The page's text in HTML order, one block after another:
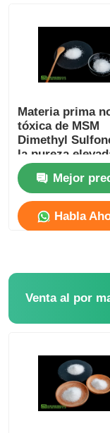
Materia prima
tóxica de MSM
Dimethyl
la pureza
para la industria
cosmética
Mejor
Habla
Venta al por